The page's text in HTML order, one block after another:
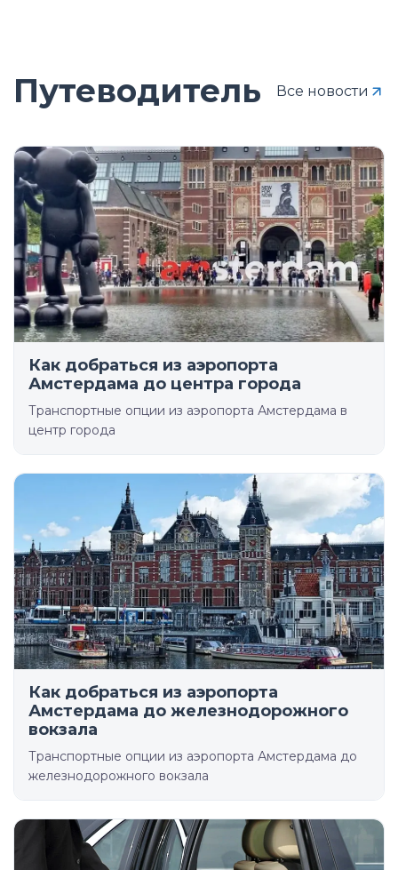
Путеводитель Все новости
Как добраться из аэропорта
Амстердама до центра города
Транспортные опции из аэропорта Амстердама в
центр города
Как добраться из аэропорта
Амстердама до железнодорожного
вокзала
Транспортные опции из аэропорта Амстердама до
железнодорожного вокзала